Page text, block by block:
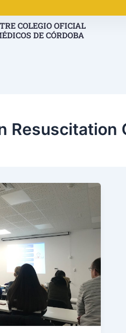
COLEGIO OFICIAL
DE CÓRDOBA
Resuscitation